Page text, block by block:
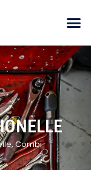
,Combi